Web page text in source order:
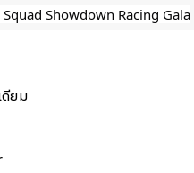
Squad Showdown Racing Gala
ยม